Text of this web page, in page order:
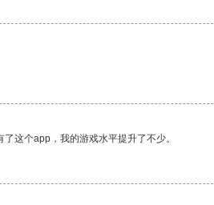
这个app，我的游戏水平提升了不少。